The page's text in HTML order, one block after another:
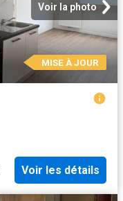
Voir la photo
MISE À JOUR
Voir les détails